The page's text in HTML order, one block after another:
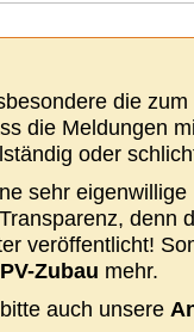
die
die Meldungen
oder
sehr
denn
veröffentlicht!
Zubau mehr.
auch unsere